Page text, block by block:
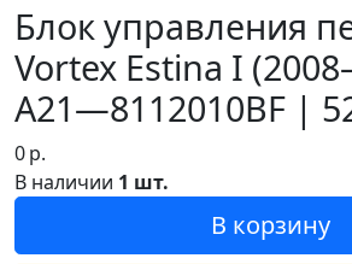
Блок управления
Vortex Estina I
A21—8112010BF |
0р.
В наличии 1 шт.
В корзину